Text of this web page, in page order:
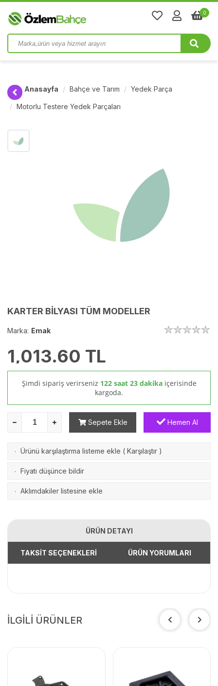
0
Anasayfa Bahçe ve Tarım Yedek Parça
Motorlu Testere Yedek Parçaları
KARTER BİLYASI TÜM MODELLER
Marka: Emak
1,013.60 TL
Şimdi sipariş verirseniz 122 saat 23 dakika içerisinde
kargoda.
Sepete Ekle Hemen Al
· Ürünü karşılaştırma listeme ekle ( Karşılaştır )
· Fiyatı düşünce bildir
· Aklımdakiler listesine ekle
ÜRÜN DETAYI
TAKSİT SEÇENEKLERİ ÜRÜN YORUMLARI
İLGİLİ ÜRÜNLER